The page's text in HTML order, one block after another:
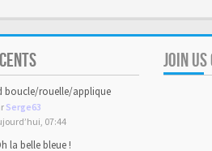
boucle/rouelle/applique
Serge63
07:44
la belle bleue !
JOIN